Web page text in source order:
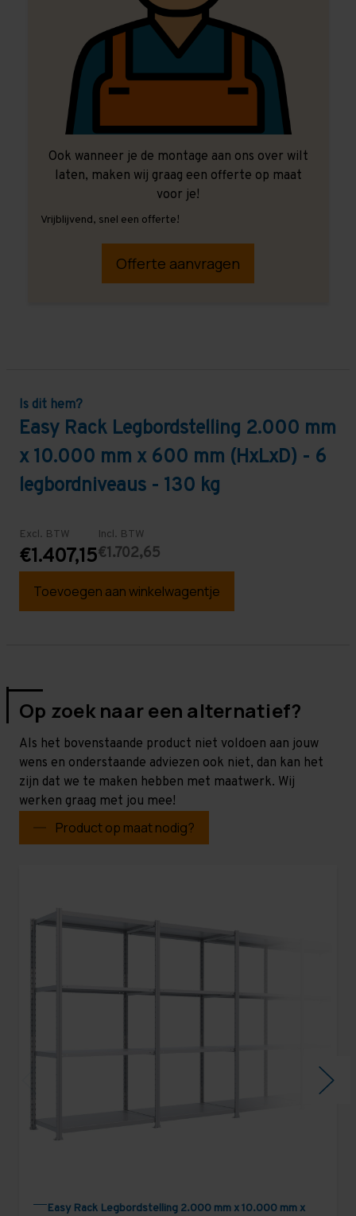
Ook wanneer je de montage aan ons over wilt
laten, maken wij graag een offerte op maat
voor je!
Vrijblijvend, snel een offerte!
Offerte aanvragen
Is dit hem?
Easy Rack Legbordstelling 2.000 mm
x 10.000 mm x 600 mm (HxLxD) - 6
legbordniveaus - 130 kg
Excl. BTW
€1.407,15
Incl. BTW
€1.702,65
Toevoegen aan winkelwagentje
Op zoek naar een alternatief?
Als het bovenstaande product niet voldoen aan jouw
wens en onderstaande adviezen ook niet, dan kan het
zijn dat we te maken hebben met maatwerk. Wij
werken graag met jou mee!
Product op maat nodig?
Easy Rack Legbordstelling 2.000 mm x 10.000 mm x